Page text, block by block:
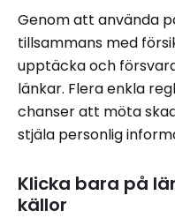
Genom att använda
tillsammans med
upptäcka och
länkar. Flera enkla
chanser att möta
stjäla personlig
Klicka bara på
källor